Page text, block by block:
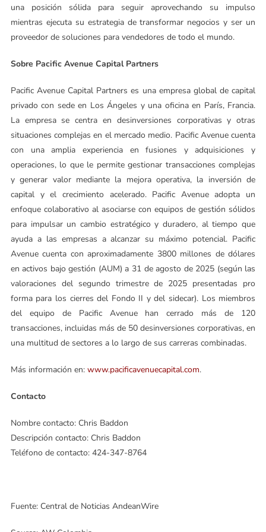
una posición sólida para seguir aprovechando su impulso
mientras ejecuta su estrategia de transformar negocios y ser un
proveedor de soluciones para vendedores de todo el mundo.
Sobre Pacific Avenue Capital Partners
Pacific Avenue Capital Partners es una empresa global de capital
privado con sede en Los Ángeles y una oficina en París, Francia.
La empresa se centra en desinversiones corporativas y otras
situaciones complejas en el mercado medio. Pacific Avenue cuenta
con una amplia experiencia en fusiones y adquisiciones y
operaciones, lo que le permite gestionar transacciones complejas
y generar valor mediante la mejora operativa, la inversión de
capital y el crecimiento acelerado. Pacific Avenue adopta un
enfoque colaborativo al asociarse con equipos de gestión sólidos
para impulsar un cambio estratégico y duradero, al tiempo que
ayuda a las empresas a alcanzar su máximo potencial. Pacific
Avenue cuenta con aproximadamente 3800 millones de dólares
en activos bajo gestión (AUM) a 31 de agosto de 2025 (según las
valoraciones del segundo trimestre de 2025 presentadas pro
forma para los cierres del Fondo II y del sidecar). Los miembros
del equipo de Pacific Avenue han cerrado más de 120
transacciones, incluidas más de 50 desinversiones corporativas, en
una multitud de sectores a lo largo de sus carreras combinadas.
Más información en: www.pacificavenuecapital.com.
Contacto
Nombre contacto: Chris Baddon
Descripción contacto: Chris Baddon
Teléfono de contacto: 424-347-8764
Fuente: Central de Noticias AndeanWire